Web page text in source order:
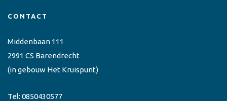
CONTACT
Middenbaan 111
2991 CS Barendrecht
(in gebouw Het Kruispunt)
Tel: 0850430577